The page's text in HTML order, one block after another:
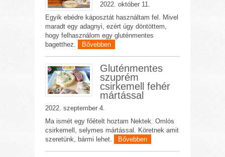
2022. október 11.
Egyik ebédre káposztát használtam fel. Mivel
maradt egy adagnyi, ezért úgy döntöttem,
hogy felhasználom egy gluténmentes
bagetthez.
Bővebben
Gluténmentes
szuprém
csirkemell fehér
mártással
2022. szeptember 4.
Ma ismét egy főételt hoztam Nektek. Omlós
csirkemell, selymes mártással. Köretnek amit
szeretünk, bármi lehet.
Bővebben